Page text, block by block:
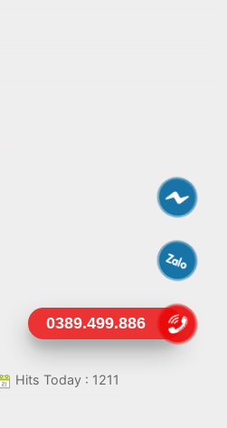
Hits Today : 1211
0389.499.886